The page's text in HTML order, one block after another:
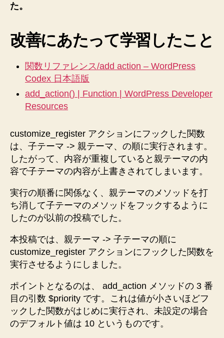
の
フ
ル
タ
ー
を
す
る
の
チ
ェ
ッ
ク
を
デ
ォ
ル
ト
無
し
に
す
た。
改善にあたって学習したこと
関数リファレンス/add action – WordPress
Codex 日本語版
add_action() | Function | WordPress Developer
Resources
customize_register アクションにフックした関数
は、子テーマ -> 親テーマ、の順に実行されます。
したがって、内容が重複していると親テーマの内
容で子テーマの内容が上書きされてしまいます。
実行の順番に関係なく、親テーマのメソッドを打
ち消して子テーマのメソッドをフックするように
したのが以前の投稿でした。
本投稿では、親テーマ -> 子テーマの順に
customize_register アクションにフックした関数を
実行させるようにしました。
ポイントとなるのは、 add_action メソッドの 3 番
目の引数 $priority です。これは値が小さいほどフ
ックした関数がはじめに実行され、未設定の場合
のデフォルト値は 10 というものです。